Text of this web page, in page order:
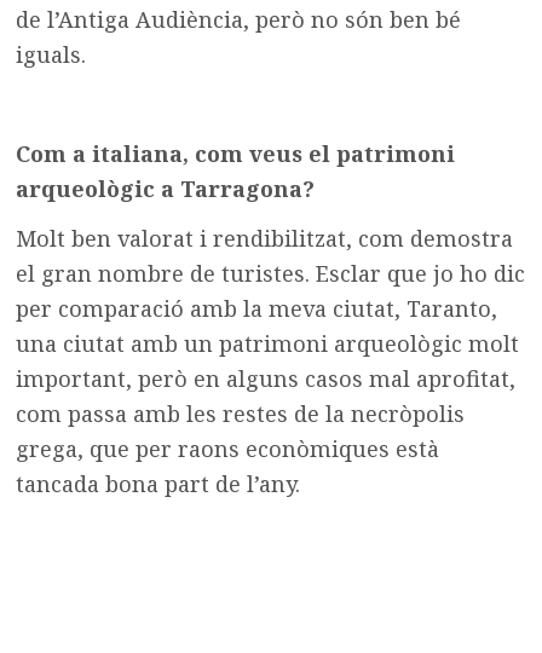
de l’Antiga Audiència, però no són ben bé
iguals.
Com a italiana, com veus el patrimoni
arqueològic a Tarragona?
Molt ben valorat i rendibilitzat, com demostra
el gran nombre de turistes. Esclar que jo ho dic
per comparació amb la meva ciutat, Taranto,
una ciutat amb un patrimoni arqueològic molt
important, però en alguns casos mal aprofitat,
com passa amb les restes de la necròpolis
grega, que per raons econòmiques està
tancada bona part de l’any.